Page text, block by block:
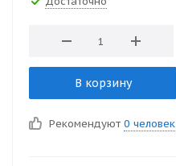
В корзину
Рекомендуют 0 человек